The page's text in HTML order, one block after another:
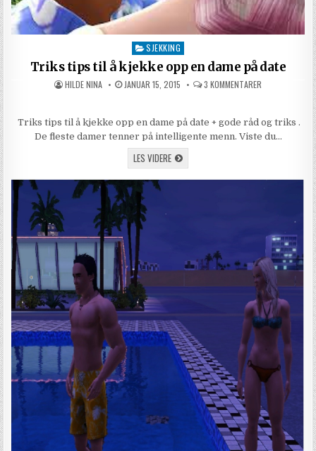
Posted in
SJEKKING
Triks tips til å kjekke opp en dame på date
AUTHOR:
HILDE NINA PUBLISHED DATE:
JANUAR 15, 2015 3 KOMMENTARER TIL TRIKS
Triks tips til å kjekke opp en dame på date + gode råd og triks .
De fleste damer tenner på intelligente menn. Viste du…
LES VIDERETRIKS TIPS TIL Å KJEKKE OPP EN DAME